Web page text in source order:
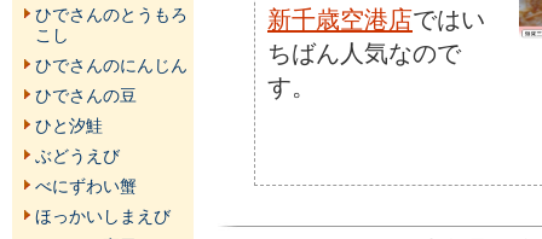
新千歳空港店ではい
ちばん人気なので
す。
ひでさんのとうもろ
こし
ひでさんのにんじん
ひでさんの豆
ひと汐鮭
ぶどうえび
べにずわい蟹
ほっかいしまえび